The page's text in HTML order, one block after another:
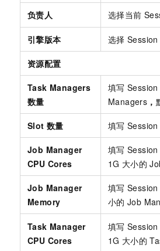
负责人 选择当前
引擎版本 选择 Session
资源配置
Task Managers
数量
填写 Session
Managers ，
Slot 数量 填写 Session
Job Manager
CPU Cores
填写 Session
1G 大小的
Job Manager
Memory
填写 Session
小的 Job
Task Manager
CPU Cores
填写 Session
1G 大小的